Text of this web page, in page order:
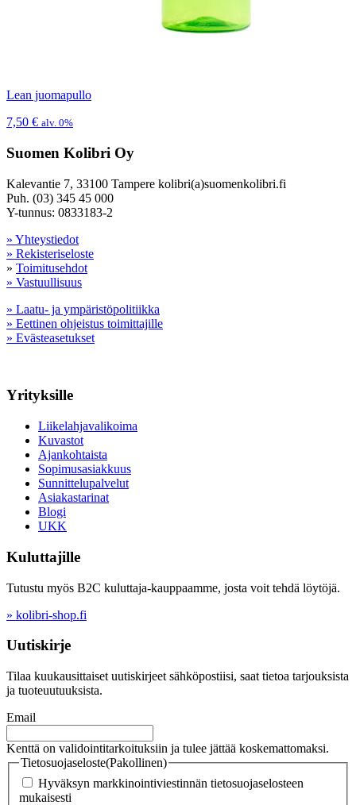
Lean juomapullo
7,50 € alv. 0%
Suomen Kolibri Oy
Kalevantie 7, 33100 Tampere kolibri(a)suomenkolibri.fi
Puh. (03) 345 45 000
Y-tunnus: 0833183-2
» Yhteystiedot
» Rekisteriseloste
» Toimitusehdot
» Vastuullisuus
» Laatu- ja ympäristöpolitiikka
» Eettinen ohjeistus toimittajille
» Evästeasetukset
Yrityksille
Liikelahjavalikoima
Kuvastot
Ajankohtaista
Sopimusasiakkuus
Sunnittelupalvelut
Asiakastarinat
Blogi
UKK
Kuluttajille
Tutustu myös B2C kuluttaja-kauppaamme, josta voit tehdä löytöjä.
» kolibri-shop.fi
Uutiskirje
Tilaa kuukausittaiset uutiskirjeet sähköpostiisi, saat tietoa tarjouksista
ja tuoteuutuuksista.
Email
Kenttä on validointitarkoituksiin ja tulee jättää koskemattomaksi.
Tietosuojaseloste(Pakollinen)
Hyväksyn markkinointiviestinnän tietosuojaselosteen
mukaisesti